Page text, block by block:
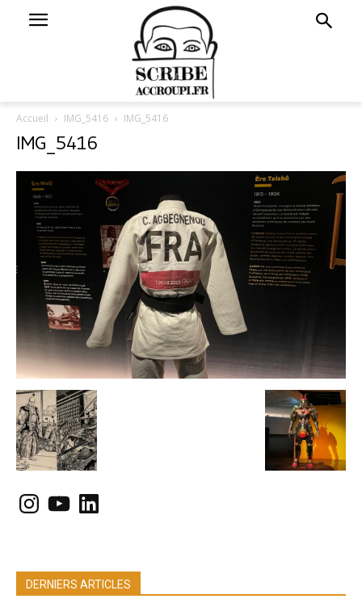
Accueil IMG_5416 IMG_5416
IMG_5416
Instagram
YouTubeLinkedIn
DERNIERS ARTICLES